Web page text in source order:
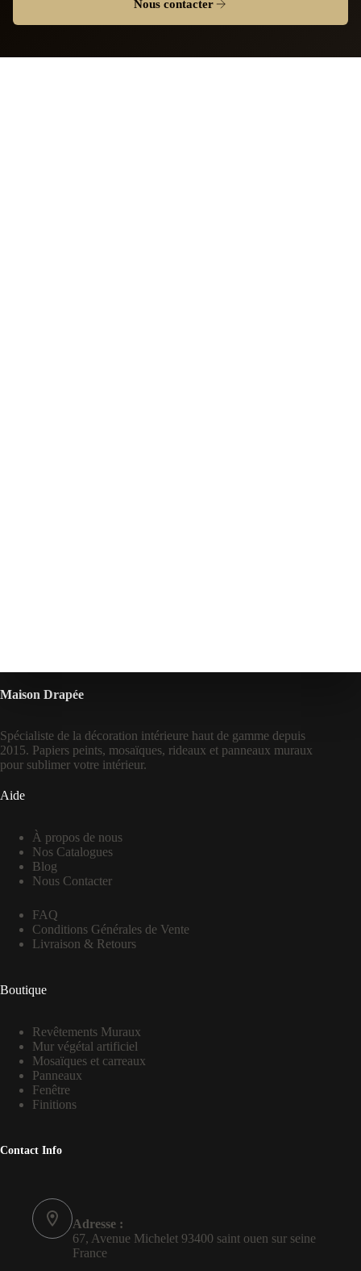
Nous contacter
Maison Drapée
Spécialiste de la décoration intérieure haut de gamme depuis
2015. Papiers peints, mosaïques, rideaux et panneaux muraux
pour sublimer votre intérieur.
Aide
À propos de nous
Nos Catalogues
Blog
Nous Contacter
FAQ
Conditions Générales de Vente
Livraison & Retours
Boutique
Revêtements Muraux
Mur végétal artificiel
Mosaïques et carreaux
Panneaux
Fenêtre
Finitions
Contact Info
Adresse :
67, Avenue Michelet 93400 saint ouen sur seine
France